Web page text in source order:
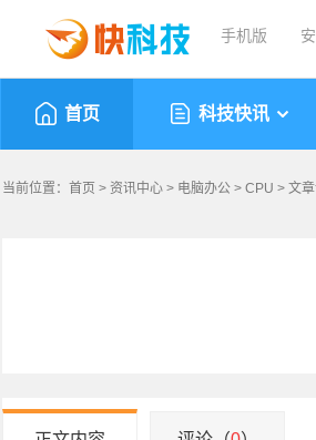
手机版
首页 科技快讯
当前位置： 首页 > 资讯中心 > 电脑办公 > CPU > 文